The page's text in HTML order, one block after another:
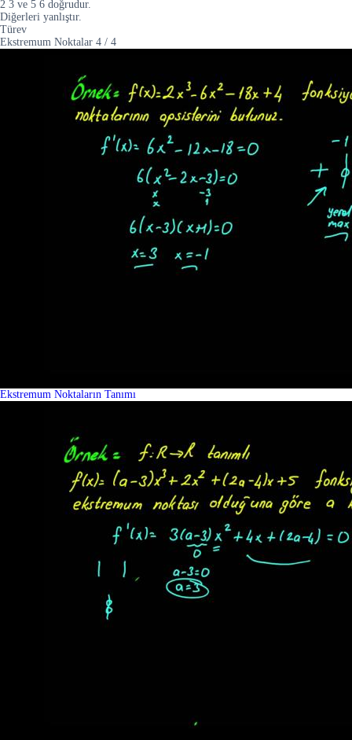
2 3 ve 5 6 doğrudur.
Diğerleri yanlıştır.
Türev
Ekstremum Noktalar 4 / 4
Ekstremum Noktaların Tanımı